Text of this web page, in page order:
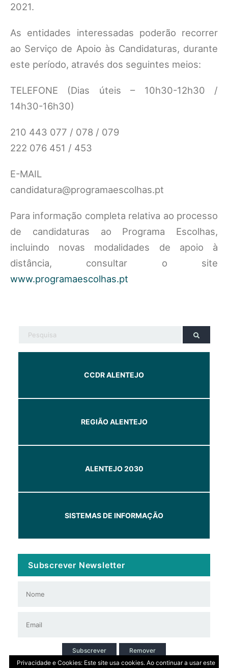
2021.
As entidades interessadas poderão recorrer
ao Serviço de Apoio às Candidaturas, durante
este período, através dos seguintes meios:
TELEFONE (Dias úteis – 10h30-12h30 /
14h30-16h30)
210 443 077 / 078 / 079
222 076 451 / 453
E-MAIL
candidatura@programaescolhas.pt
Para informação completa relativa ao processo
de candidaturas ao Programa Escolhas,
incluindo novas modalidades de apoio à
distância, consultar o site
www.programaescolhas.pt
CCDR ALENTEJO
REGIÃO ALENTEJO
ALENTEJO 2030
SISTEMAS DE INFORMAÇÃO
Subscrever Newsletter
Subscrever
Remover
Privacidade e Cookies: Este site usa cookies. Ao continuar a usar este